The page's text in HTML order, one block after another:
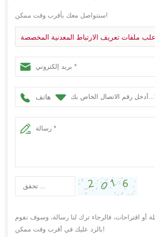
سنتواصل معك بأقرب وقت ممكن!
علب ملفات تعريف الارتباط المعدنية المخصصة
هاتف
أو اقتراحات، فالرجاء ترك لنا رسالة، وسوف نقوم
بالرد عليك في أقرب وقت ممكن!